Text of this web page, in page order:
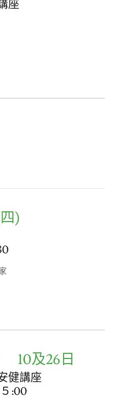
座
)
10及26日
健講座
:00